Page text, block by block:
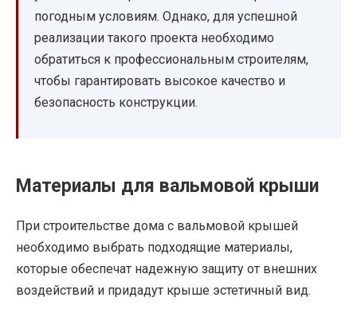
погодным условиям. Однако, для успешной
реализации такого проекта необходимо
обратиться к профессиональным строителям,
чтобы гарантировать высокое качество и
безопасность конструкции.
Материалы для вальмовой крыши
При строительстве дома с вальмовой крышей
необходимо выбрать подходящие материалы,
которые обеспечат надежную защиту от внешних
воздействий и придадут крыше эстетичный вид.